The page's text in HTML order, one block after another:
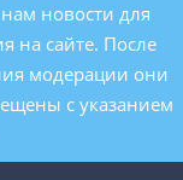
новости для
на сайте. После
модерации они
с указанием